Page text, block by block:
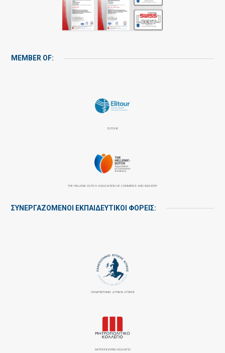
MEMBER OF:
ELITOUR
THE HELLENIC-DUTCH ASSOCIATION OF COMMERCE AND INDUSTRY
ΣΥΝΕΡΓΑΖΌΜΕΝΟΙ ΕΚΠΑΙΔΕΥΤΙΚΟΊ ΦΟΡΕΊΣ:
ΠΑΝΕΠΙΣΤΉΜΙΟ ΔΥΤΙΚΉΣ ΑΤΤΙΚΉΣ
ΜΗΤΡΟΠΟΛΙΤΙΚΟ ΚΟΛΛΕΓΙΟ